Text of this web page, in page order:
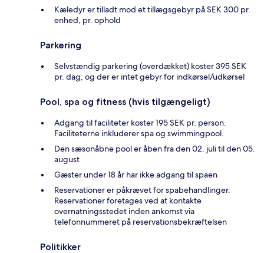
Kæledyr er tilladt mod et tillægsgebyr på SEK 300 pr.
enhed, pr. ophold
Parkering
Selvstændig parkering (overdækket) koster 395 SEK
pr. dag, og der er intet gebyr for indkørsel/udkørsel
Pool, spa og fitness (hvis tilgængeligt)
Adgang til faciliteter koster 195 SEK pr. person.
Faciliteterne inkluderer spa og swimmingpool.
Den sæsonåbne pool er åben fra den 02. juli til den 05.
august
Gæster under 18 år har ikke adgang til spaen
Reservationer er påkrævet for spabehandlinger.
Reservationer foretages ved at kontakte
overnatningsstedet inden ankomst via
telefonnummeret på reservationsbekræftelsen
Politikker